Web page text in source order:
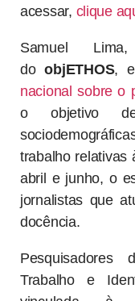
acessar, clique
Samuel
doobjETHOS,
nacional sobre o
o objetivo de
trabalho relativas
abril e junho, o
jornalistas que
docência.
Trabalho e